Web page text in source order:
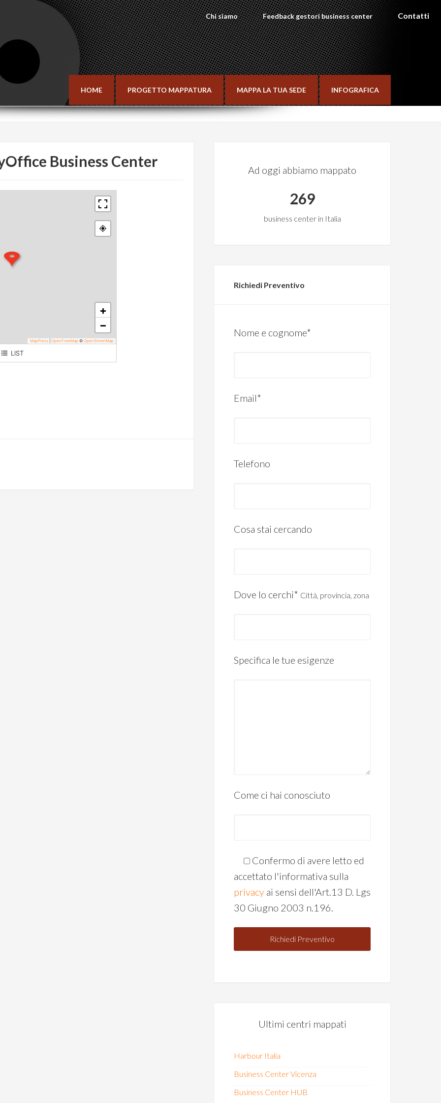
Chi siamo Feedback gestori business center Contatti
HOME PROGETTO MAPPATURA MAPPA LA TUA SEDE INFOGRAFICA
Business Center
+
−
MapPress OpenFreeMap© OpenStreetMap
LIST
Ad oggi abbiamo mappato
269
business center in Italia
Richiedi Preventivo
Nome e cognome*
Email*
Telefono
Cosa stai cercando
Dove lo cerchi* Città, provincia, zona
Specifica le tue esigenze
Come ci hai conosciuto
Confermo di avere letto ed
accettato l'informativa sulla
privacy ai sensi dell'Art.13 D. Lgs
30 Giugno 2003 n.196.
Ultimi centri mappati
Harbour Italia
Business Center Vicenza
Business Center HUB